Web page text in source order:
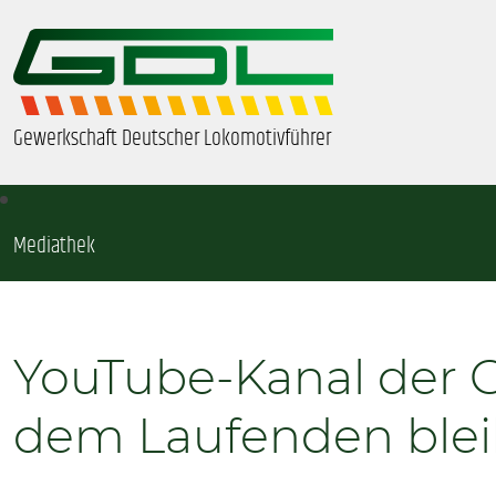
Gewerkschaft Deutscher Lokomotivführer
ÜBER UNS
GDL-JUGEND
BEAMTE
Mediathek
YouTube-Kanal der
dem Laufenden